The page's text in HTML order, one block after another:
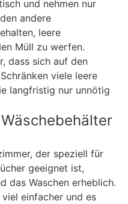
und nehmen nur
andere
leere
Müll zu werfen.
dass sich auf den
viele leere
langfristig nur unnötig
der speziell für
geeignet ist,
das Waschen erheblich.
einfacher und es